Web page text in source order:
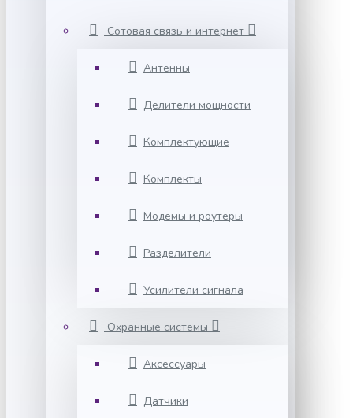
Сотовая связь и интернет
Антенны
Делители мощности
Комплектующие
Комплекты
Модемы и роутеры
Разделители
Усилители сигнала
Охранные системы
Аксессуары
Датчики